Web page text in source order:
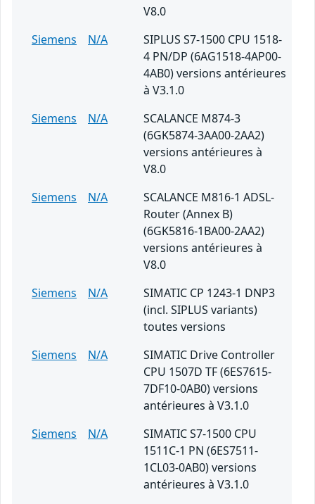
V8.0
Siemens
N/A
SIPLUS S7-1500 CPU 1518-
4 PN/DP (6AG1518-4AP00-
4AB0) versions antérieures
à V3.1.0
Siemens
N/A
SCALANCE M874-3
(6GK5874-3AA00-2AA2)
versions antérieures à
V8.0
Siemens
N/A
SCALANCE M816-1 ADSL-
Router (Annex B)
(6GK5816-1BA00-2AA2)
versions antérieures à
V8.0
Siemens
N/A
SIMATIC CP 1243-1 DNP3
(incl. SIPLUS variants)
toutes versions
Siemens
N/A
SIMATIC Drive Controller
CPU 1507D TF (6ES7615-
7DF10-0AB0) versions
antérieures à V3.1.0
Siemens
N/A
SIMATIC S7-1500 CPU
1511C-1 PN (6ES7511-
1CL03-0AB0) versions
antérieures à V3.1.0